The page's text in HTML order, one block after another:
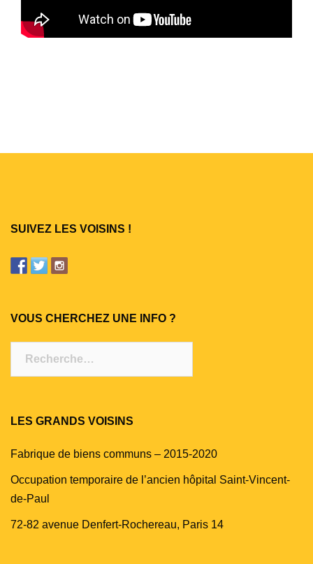
SUIVEZ LES VOISINS !
VOUS CHERCHEZ UNE INFO ?
LES GRANDS VOISINS
Fabrique de biens communs – 2015-2020
Occupation temporaire de l’ancien hôpital Saint-Vincent-
de-Paul
72-82 avenue Denfert-Rochereau, Paris 14